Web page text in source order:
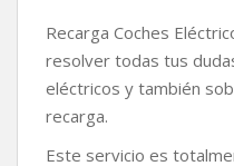
c
e
b
o
o
i
t
t
e
r
a
t
s
A
p
y
L
i
m
p
a
r
Recarga Coches
resolver todas tus
eléctricos y también
recarga.
Este servicio es